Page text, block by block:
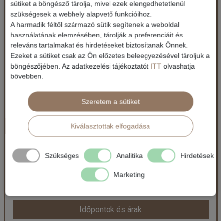
Az Olasz Riviéra és a Cote d Azur
Ország:Olaszország
Város:Sanremo
Utazás módja:Busszal
Ellátás: Félpanzió
Szálláskategória:Hotel ***
Időpont: 2026-08-23 | 7 éj
már 284.900 Ft-tól
Időpontok és árak
Nyaralás Montenegróban
Montenegro / Körutazás Montenegróban
299.900 Ft-tól
Időpontok és árak
sütiket a böngésző tárolja, mivel ezek elengedhetetlenül
szükségesek a webhely alapvető funkcióihoz.
A harmadik féltől származó sütik segítenek a weboldal
használatának elemzésében, tárolják a preferenciáit és
releváns tartalmakat és hirdetéseket biztosítanak Önnek.
Ezeket a sütiket csak az Ön előzetes beleegyezésével tároljuk a
böngészőjében. Az adatkezelési tájékoztatót ITT olvashatja
bővebben.
Szeretem a sütiket
Kiválasztottak elfogadása
Szükséges Analitika Hirdetések
Marketing